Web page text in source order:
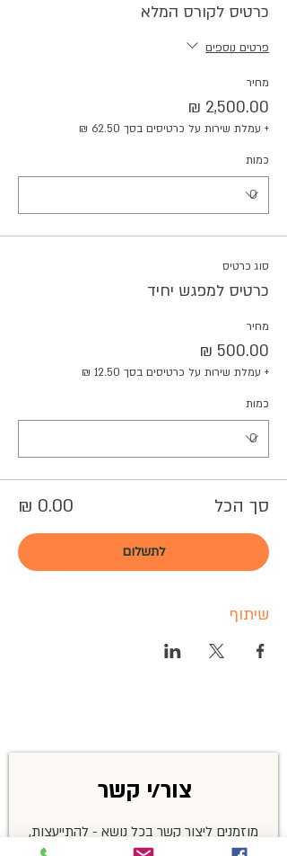
כרטיס לקורס המלא
פרטים נוספים
מחיר
+ עמלת שירות על כרטיסים בסך ‏62.50 ‏₪
כמות
סוג כרטיס
כרטיס למפגש יחיד
מחיר
+ עמלת שירות על כרטיסים בסך ‏12.50 ‏₪
כמות
סך הכל
לתשלום
שיתוף
צור/י קשר
מוזמנים ליצור קשר בכל נושא - להתייעצות,
שאלות בנושא זיהויים, פרטים על האירועים,